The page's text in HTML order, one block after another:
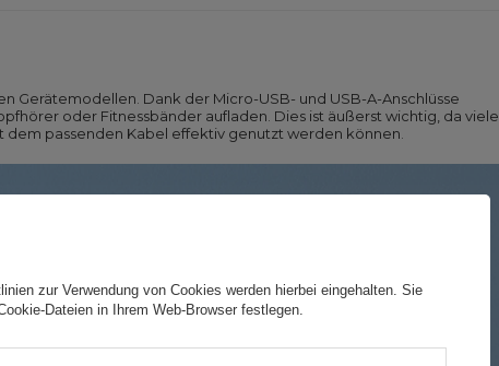
Gerätemodellen. Dank der Micro-USB- und USB-A-Anschlüsse
oder Fitnessbänder aufladen. Dies ist äußerst wichtig, da viele
dem passenden Kabel effektiv genutzt werden können.
zur Verwendung von Cookies werden hierbei eingehalten. Sie
Dateien in Ihrem Web-Browser festlegen.